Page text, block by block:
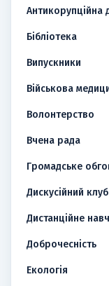
Антикорупційна
Бібліотека
Випускники
Військова
Волонтерство
Вчена рада
Громадське
Дискусійний клуб
Дистанційне
Доброчесність
Екологія